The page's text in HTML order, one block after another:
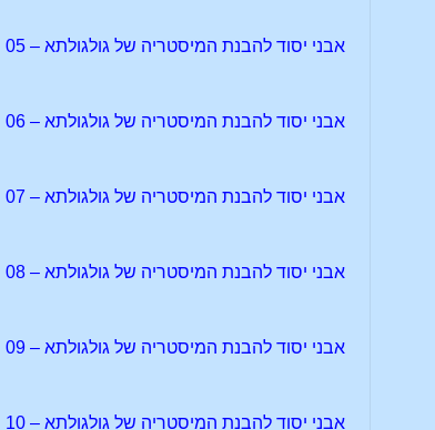
אבני יסוד להבנת המיסטריה של גולגולתא – 05
אבני יסוד להבנת המיסטריה של גולגולתא – 06
אבני יסוד להבנת המיסטריה של גולגולתא – 07
אבני יסוד להבנת המיסטריה של גולגולתא – 08
אבני יסוד להבנת המיסטריה של גולגולתא – 09
אבני יסוד להבנת המיסטריה של גולגולתא – 10